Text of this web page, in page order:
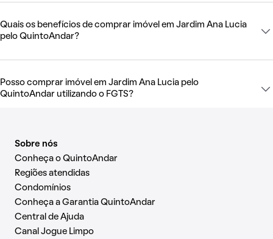
Quais os benefícios de comprar imóvel em Jardim Ana Lucia
pelo QuintoAndar?
Posso comprar imóvel em Jardim Ana Lucia pelo
QuintoAndar utilizando o FGTS?
Sobre nós
Conheça o QuintoAndar
Regiões atendidas
Condomínios
Conheça a Garantia QuintoAndar
Central de Ajuda
Canal Jogue Limpo